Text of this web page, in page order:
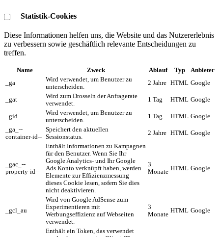
Statistik-Cookies
Diese Informationen helfen uns, die Website und das Nutzererlebnis
zu verbessern sowie geschäftlich relevante Entscheidungen zu
treffen.
Name Zweck Ablauf Typ
Anbieter
_ga
Wird verwendet, um Benutzer zu
unterscheiden.
2 Jahre HTML Google
_gat
Wird zum Drosseln der Anfragerate
verwendet.
1 Tag HTML Google
_gid
Wird verwendet, um Benutzer zu
unterscheiden.
1 Tag HTML Google
_ga_--
container-id--
Speichert den aktuellen
Sessionstatus.
2 Jahre HTML Google
_gac_--
property-id--
Enthält Informationen zu Kampagnen
für den Benutzer. Wenn Sie Ihr
Google Analytics- und Ihr Google
Ads Konto verknüpft haben, werden
Elemente zur Effizienzmessung
dieses Cookie lesen, sofern Sie dies
nicht deaktivieren.
3
Monate HTML Google
_gcl_au
Wird von Google AdSense zum
Experimentieren mit
Werbungseffizienz auf Webseiten
verwendet.
3
Monate
HTML Google
Enthält ein Token, das verwendet